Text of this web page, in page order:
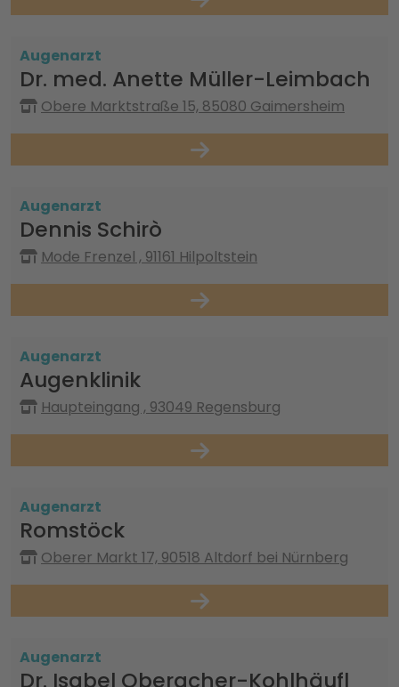
Augenarzt
Dr. med. Anette Müller-Leimbach
Obere Marktstraße 15, 85080 Gaimersheim
Augenarzt
Dennis Schirò
Mode Frenzel , 91161 Hilpoltstein
Augenarzt
Augenklinik
Haupteingang , 93049 Regensburg
Augenarzt
Romstöck
Oberer Markt 17, 90518 Altdorf bei Nürnberg
Augenarzt
Dr. Isabel Oberacher-Kohlhäufl